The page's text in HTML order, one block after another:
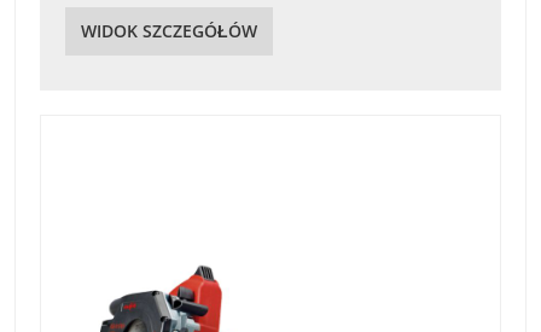
WIDOK SZCZEGÓŁÓW